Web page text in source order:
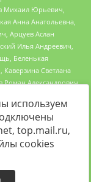
files/reestr-
на22.03.2024
используем
top.mail.ru,
cookies